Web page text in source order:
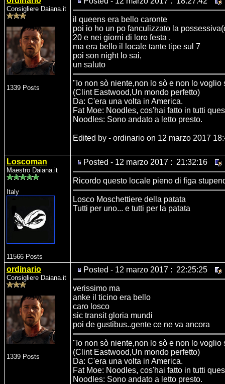
Consigliere Daiana.it
1339 Posts
il queens era bello caronte
poi io ho un po fanculizzato la
20 e nei giorni di loro festa ,
ma era bello il locale tante tipe sul 7
poi son night lo sai,
un saluto
"Io non sò niente,non lo sò e non lo voglio
(Clint Eastwood,Un mondo perfetto)
Da: C'era una volta in America.
Fat Moe: Noodles, cos'hai fatto in tutti
Noodles: Sono andato a letto presto.
Edited by - ordinario on 12 marzo 2017
Loscoman
Maestro Daiana.it
Italy
11566 Posts
Posted - 12 marzo 2017 : 21:32:16
Ricordo questo locale pieno di figa
Losco Moschettiere della patata
Tutti per uno... e tutti per la patata
ordinario
Consigliere Daiana.it
1339 Posts
Posted - 12 marzo 2017 : 22:25:25
verissimo ma
anke il ticino era bello
caro losco
sic transit gloria mundi
poi de gustibus..gente ce ne va ancora
"Io non sò niente,non lo sò e non lo voglio
(Clint Eastwood,Un mondo perfetto)
Da: C'era una volta in America.
Fat Moe: Noodles, cos'hai fatto in tutti
Noodles: Sono andato a letto presto.